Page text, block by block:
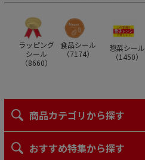
ラッピング
シール
（8660）
食品シール
（7174）
惣菜シール
（1450）
商品カテゴリから探す
おすすめ特集から探す